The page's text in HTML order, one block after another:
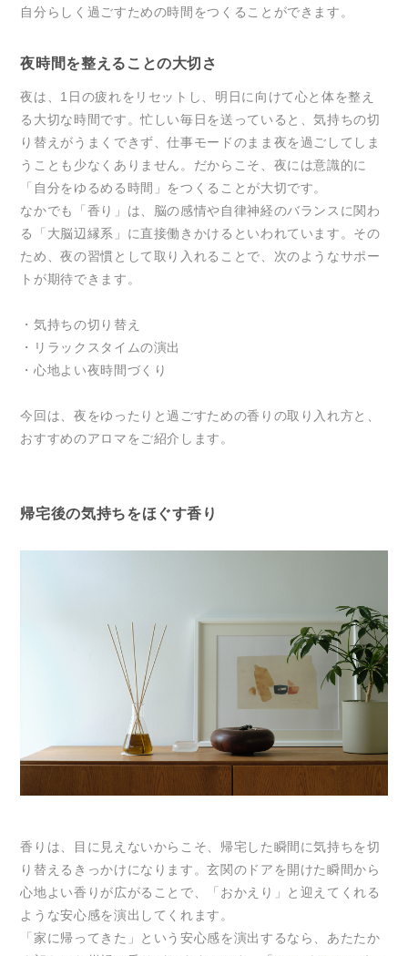
自分らしく過ごすための時間をつくることができます。
夜時間を整えることの大切さ
夜は、1日の疲れをリセットし、明日に向けて心と体を整え
る大切な時間です。忙しい毎日を送っていると、気持ちの切
り替えがうまくできず、仕事モードのまま夜を過ごしてしま
うことも少なくありません。だからこそ、夜には意識的に
「自分をゆるめる時間」をつくることが大切です。
なかでも「香り」は、脳の感情や自律神経のバランスに関わ
る「大脳辺縁系」に直接働きかけるといわれています。その
ため、夜の習慣として取り入れることで、次のようなサポー
トが期待できます。
・気持ちの切り替え
・リラックスタイムの演出
・心地よい夜時間づくり
今回は、夜をゆったりと過ごすための香りの取り入れ方と、
おすすめのアロマをご紹介します。
帰宅後の気持ちをほぐす香り
香りは、目に見えないからこそ、帰宅した瞬間に気持ちを切
り替えるきっかけになります。玄関のドアを開けた瞬間から
心地よい香りが広がることで、「おかえり」と迎えてくれる
ような安心感を演出してくれます。
「家に帰ってきた」という安心感を演出するなら、あたたか